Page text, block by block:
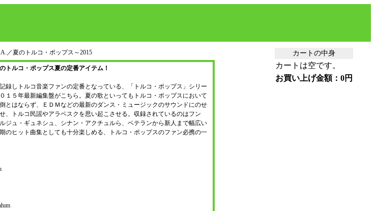
／夏のトルコ・ポップス～2015
トルコ・ポップス夏の定番アイテム！
録しトルコ音楽ファンの定番となっている、「トルコ・ポップス」シリー
１５年最新編集盤がこちら。夏の歌といってもトルコ・ポップスにおいて
とはならず、ＥＤＭなどの最新のダンス・ミュージックのサウンドにのせ
、トルコ民謡やアラベスクを思い起こさせる。収録されているのはフン
ジュ・ギュネシュ、シナン・アクチュルら、ベテランから新人まで幅広い
のヒット曲集としても十分楽しめる、トルコ・ポップスのファン必携の一
カートの中身
カートは空です。
お買い上げ金額：0円